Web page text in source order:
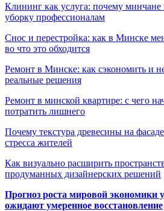
Клининг как услуга: почему минчане
уборку профессионалам
Снос и перестройка: как в Минске
во что это обходится
Ремонт в Минске: как сэкономить и
реальные решения
Ремонт в минской квартире: с чего
потратить лишнего
Почему текстура древесины на
стресса жителей
Как визуально расширить
продуманных дизайнерских решений
Прогноз роста мировой экономики
ожидают умеренное восстановление